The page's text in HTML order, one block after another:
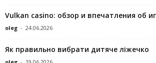
Vulkan casino: обзор и впечатления об
oleg - 24.06.2026
Як правильно вибрати дитяче ліжечко